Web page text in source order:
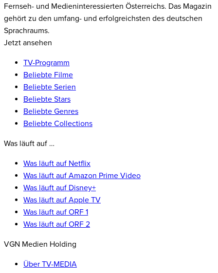
Fernseh- und Medieninteressierten Österreichs. Das Magazin
gehört zu den umfang- und erfolgreichsten des deutschen
Sprachraums.
Jetzt ansehen
TV-Programm
Beliebte Filme
Beliebte Serien
Beliebte Stars
Beliebte Genres
Beliebte Collections
Was läuft auf …
Was läuft auf Netflix
Was läuft auf Amazon Prime Video
Was läuft auf Disney+
Was läuft auf Apple TV
Was läuft auf ORF 1
Was läuft auf ORF 2
VGN Medien Holding
Über TV-MEDIA